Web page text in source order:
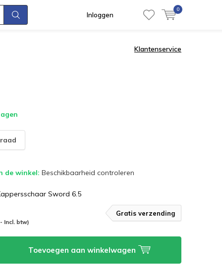
Inloggen
0
Klantenservice
de winkel:Beschikbaarheid controleren
Sword 6.5
Incl. btw)
Gratis verzending
Toevoegen aan winkelwagen